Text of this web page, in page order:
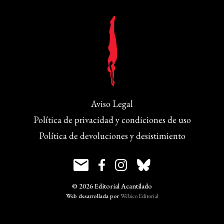
Aviso Legal
Política de privacidad y condiciones de uso
Política de devoluciones y desistimiento
© 2026 Editorial Acantilado
Web desarrollada porWébico Editorial